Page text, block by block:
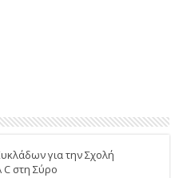
για την Σχολή
στη Σύρο